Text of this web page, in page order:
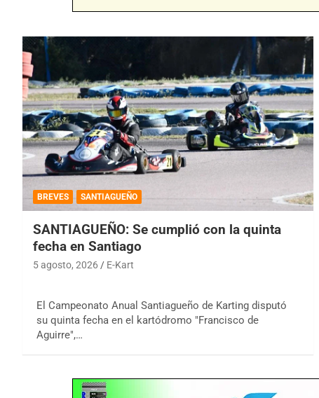
BREVES SANTIAGUEÑO
SANTIAGUEÑO: Se cumplió con la quinta
fecha en Santiago
5 agosto, 2026 E-Kart
El Campeonato Anual Santiagueño de Karting disputó
su quinta fecha en el kartódromo "Francisco de
Aguirre",…